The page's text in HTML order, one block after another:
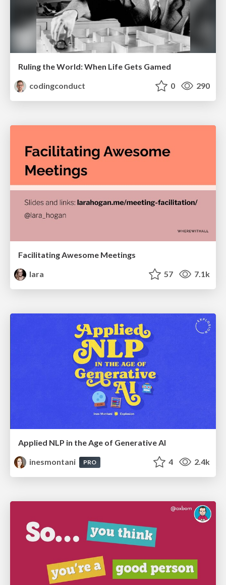
Ruling the World: When Life Gets Gamed
codingconduct
0 290
Facilitating Awesome Meetings
lara
57 7.1k
Applied NLP in the Age of Generative AI
inesmontani
PRO 4 2.4k